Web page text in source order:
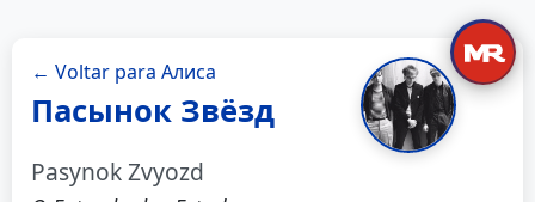
← Voltar para Алиса
Пасынок Звёзд
Pasynok Zvyozd